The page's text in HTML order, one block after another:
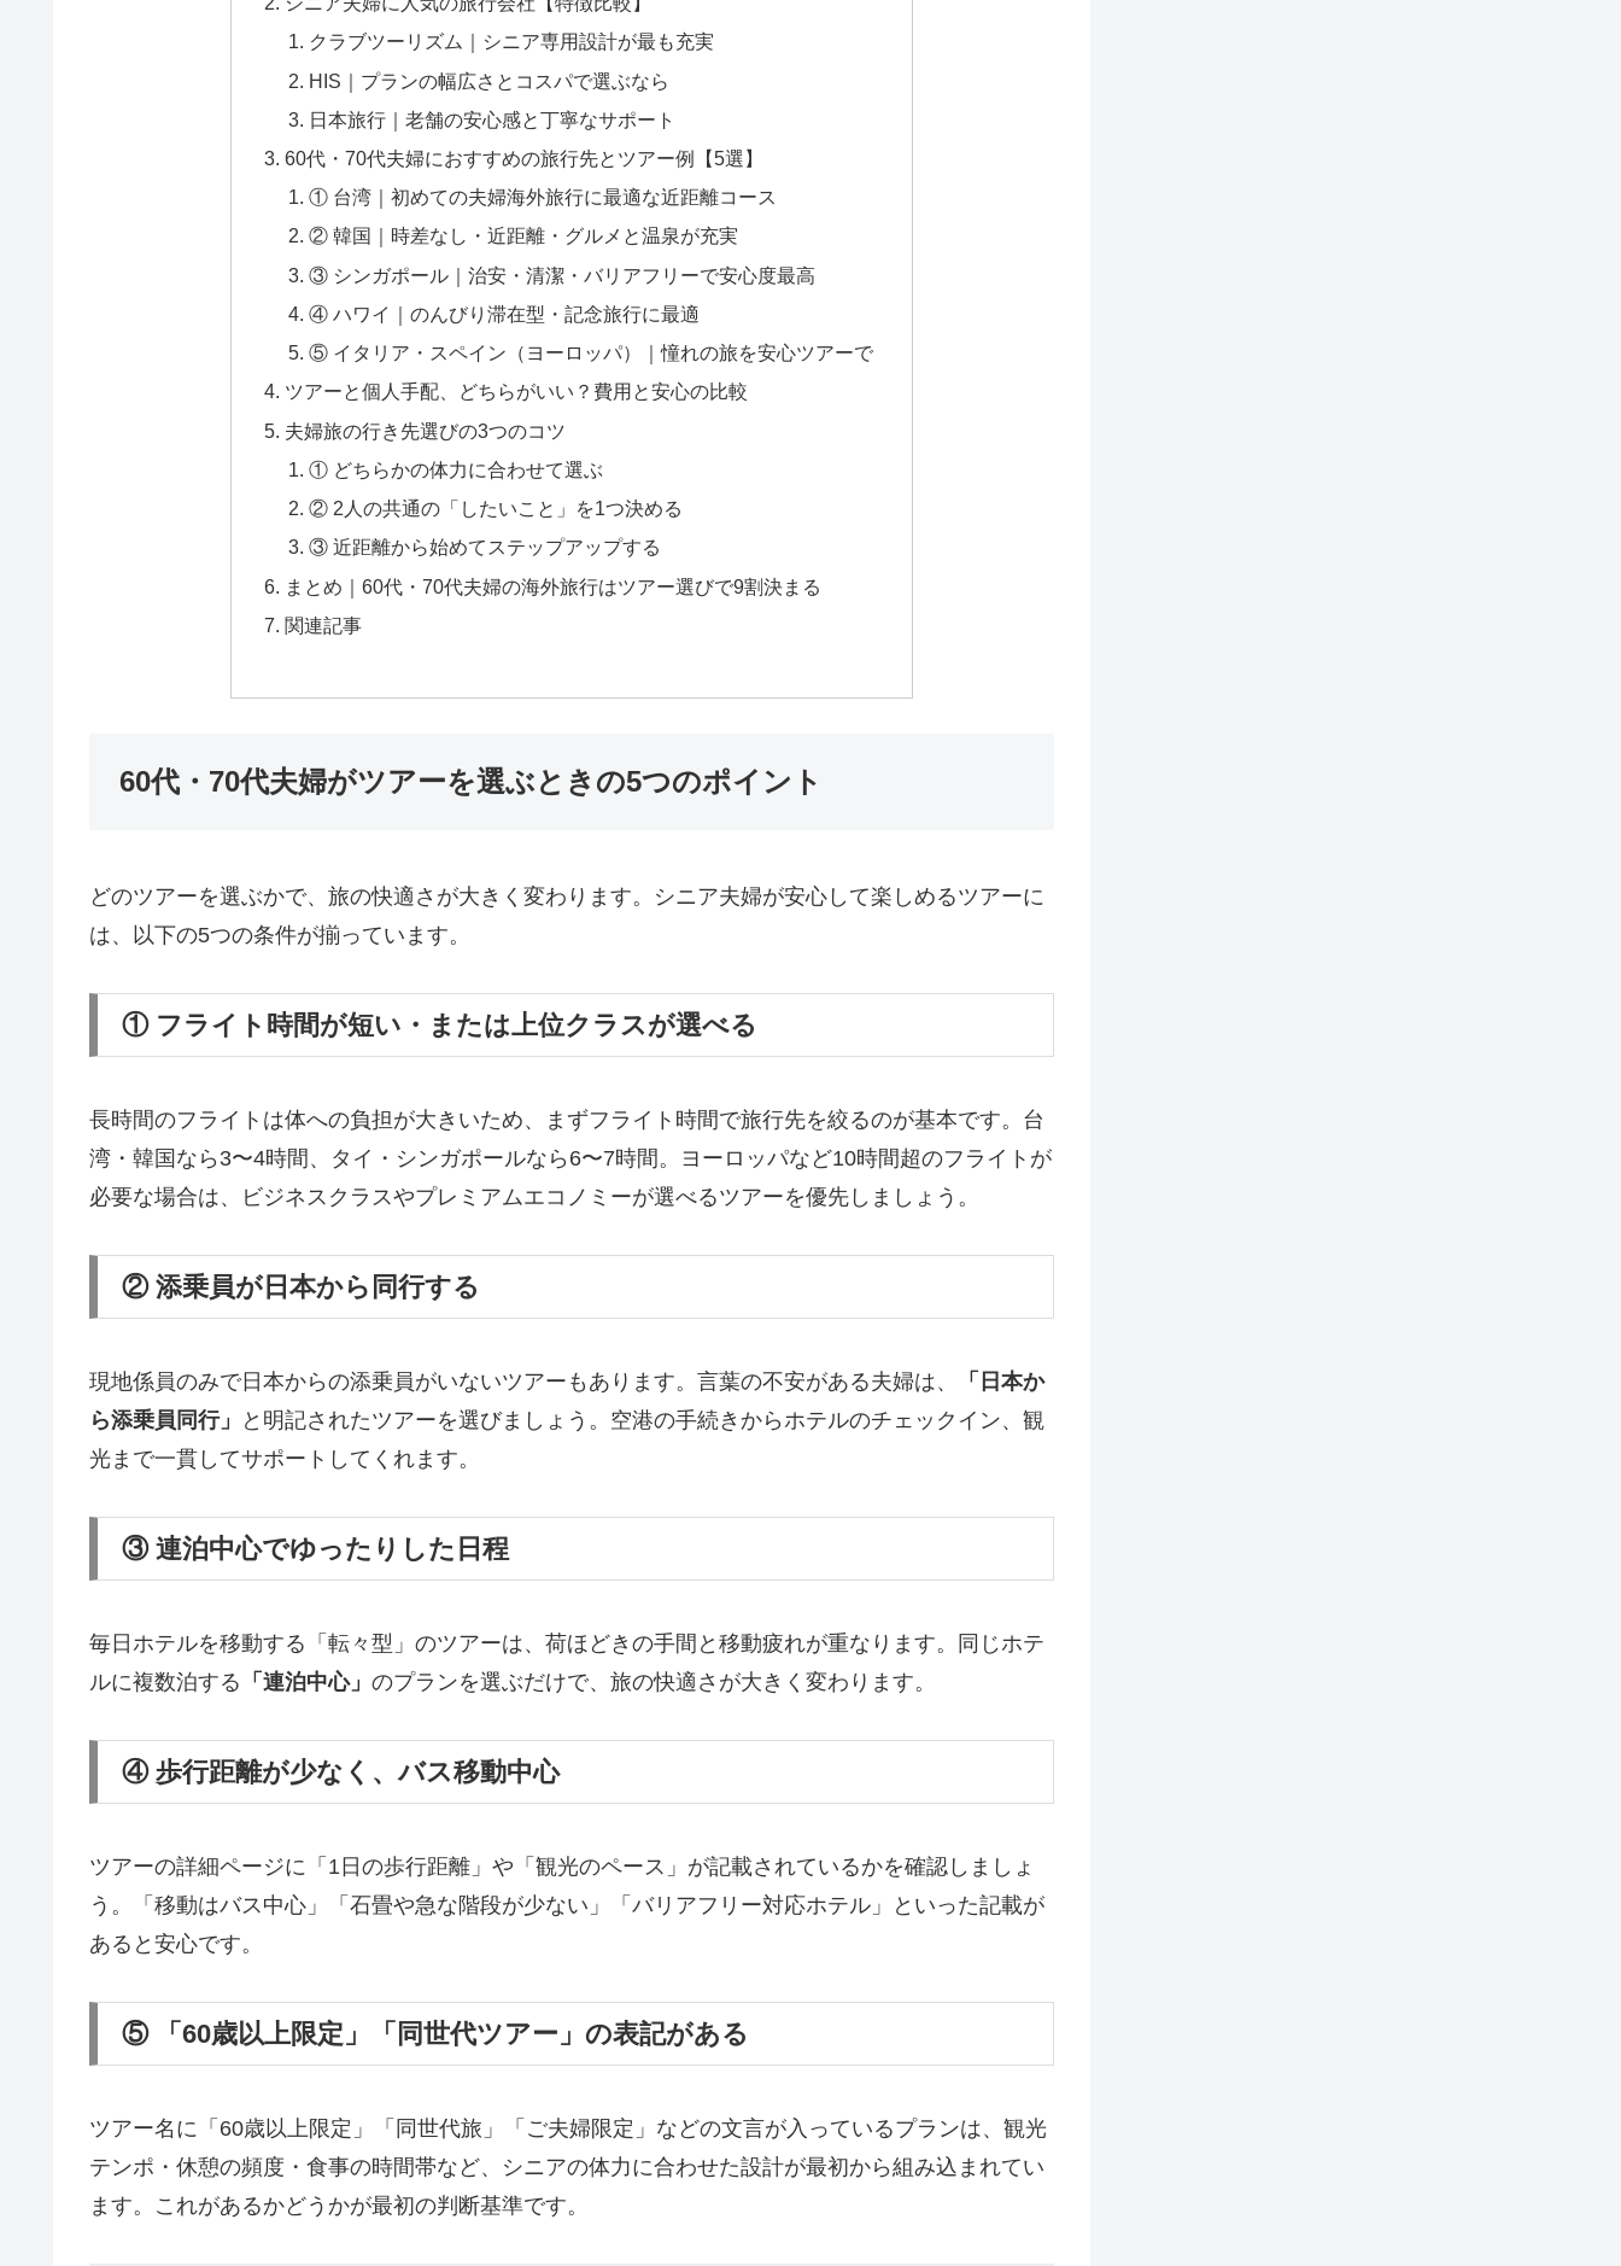
クラブツーリズム｜シニア専用設計が最も充実
HIS｜プランの幅広さとコスパで選ぶなら
日本旅行｜老舗の安心感と丁寧なサポート
60代・70代夫婦におすすめの旅行先とツアー例【5選】
① 台湾｜初めての夫婦海外旅行に最適な近距離コース
② 韓国｜時差なし・近距離・グルメと温泉が充実
③ シンガポール｜治安・清潔・バリアフリーで安心度最高
④ ハワイ｜のんびり滞在型・記念旅行に最適
⑤ イタリア・スペイン（ヨーロッパ）｜憧れの旅を安心ツアーで
ツアーと個人手配、どちらがいい？費用と安心の比較
夫婦旅の行き先選びの3つのコツ
① どちらかの体力に合わせて選ぶ
② 2人の共通の「したいこと」を1つ決める
③ 近距離から始めてステップアップする
まとめ｜60代・70代夫婦の海外旅行はツアー選びで9割決まる
関連記事
60代・70代夫婦がツアーを選ぶときの5つのポイント
どのツアーを選ぶかで、旅の快適さが大きく変わります。シニア夫婦が安心して楽しめるツアーに
は、以下の5つの条件が揃っています。
① フライト時間が短い・または上位クラスが選べる
長時間のフライトは体への負担が大きいため、まずフライト時間で旅行先を絞るのが基本です。台
湾・韓国なら3〜4時間、タイ・シンガポールなら6〜7時間。ヨーロッパなど10時間超のフライトが
必要な場合は、ビジネスクラスやプレミアムエコノミーが選べるツアーを優先しましょう。
② 添乗員が日本から同行する
現地係員のみで日本からの添乗員がいないツアーもあります。言葉の不安がある夫婦は、
「日本か
ら添乗員同行」
と明記されたツアーを選びましょう。空港の手続きからホテルのチェックイン、観
光まで一貫してサポートしてくれます。
③ 連泊中心でゆったりした日程
毎日ホテルを移動する「転々型」のツアーは、荷ほどきの手間と移動疲れが重なります。同じホテ
ルに複数泊する 「連泊中心」 のプランを選ぶだけで、旅の快適さが大きく変わります。
④ 歩行距離が少なく、バス移動中心
ツアーの詳細ページに「1日の歩行距離」や「観光のペース」が記載されているかを確認しましょ
う。「移動はバス中心」「石畳や急な階段が少ない」「バリアフリー対応ホテル」といった記載が
あると安心です。
⑤ 「60歳以上限定」「同世代ツアー」の表記がある
ツアー名に「60歳以上限定」「同世代旅」「ご夫婦限定」などの文言が入っているプランは、観光
テンポ・休憩の頻度・食事の時間帯など、シニアの体力に合わせた設計が最初から組み込まれてい
ます。これがあるかどうかが最初の判断基準です。